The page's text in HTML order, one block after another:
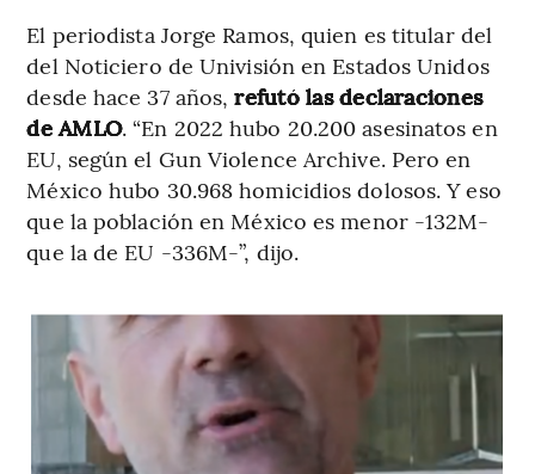
El periodista Jorge Ramos, quien es titular del
del Noticiero de Univisión en Estados Unidos
desde hace 37 años,refutó las declaraciones
de AMLO. “En 2022 hubo 20.200 asesinatos en
EU, según el Gun Violence Archive. Pero en
México hubo 30.968 homicidios dolosos. Y eso
que la población en México es menor -132M-
que la de EU -336M-”, dijo.